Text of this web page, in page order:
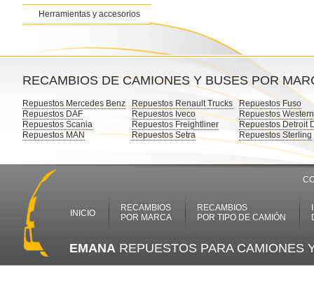
Herramientas y accesorios
RECAMBIOS DE CAMIONES Y BUSES POR
Repuestos Mercedes Benz
Repuestos DAF
Repuestos Scania
Repuestos MAN
Repuestos Renault Trucks
Repuestos Iveco
Repuestos Freightliner
Repuestos Setra
Repuestos Fuso
Repuestos
Repuestos Detroit
Repuestos Sterling
INICIO
RECAMBIOS
POR MARCA
RECAMBIOS
POR TIPO DE CAMIÓN
EMANA REPUESTOS PARA CAMIONES